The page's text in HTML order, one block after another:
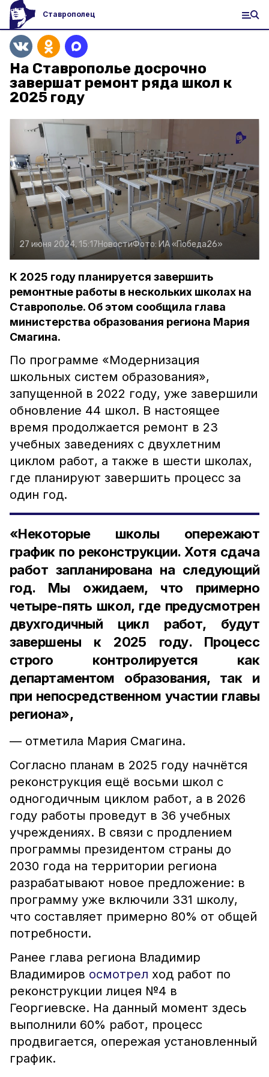
Ставрополец
На Ставрополье досрочно
завершат ремонт ряда школ к
2025 году
27 июня 2024, 15:17НовостиФото: ИА «Победа26»
К 2025 году планируется завершить
ремонтные работы в нескольких школах на
Ставрополье. Об этом сообщила глава
министерства образования региона Мария
Смагина.
По программе «Модернизация
школьных систем образования»,
запущенной в 2022 году, уже завершили
обновление 44 школ. В настоящее
время продолжается ремонт в 23
учебных заведениях с двухлетним
циклом работ, а также в шести школах,
где планируют завершить процесс за
один год.
«Некоторые школы опережают
график по реконструкции. Хотя сдача
работ запланирована на следующий
год. Мы ожидаем, что примерно
четыре-пять школ, где предусмотрен
двухгодичный цикл работ, будут
завершены к 2025 году. Процесс
строго контролируется как
департаментом образования, так и
при непосредственном участии главы
региона»,
— отметила Мария Смагина.
Согласно планам в 2025 году начнётся
реконструкция ещё восьми школ с
одногодичным циклом работ, а в 2026
году работы проведут в 36 учебных
учреждениях. В связи с продлением
программы президентом страны до
2030 года на территории региона
разрабатывают новое предложение: в
программу уже включили 331 школу,
что составляет примерно 80% от общей
потребности.
Ранее глава региона Владимир
Владимиров осмотрел ход работ по
реконструкции лицея №4 в
Георгиевске. На данный момент здесь
выполнили 60% работ, процесс
продвигается, опережая установленный
график.